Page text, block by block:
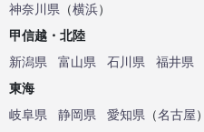
神奈川県 （横浜）
甲信越・北陸
新潟県
富山県 石川県 福井県
東海
岐阜県
静岡県 愛知県 （名古屋）